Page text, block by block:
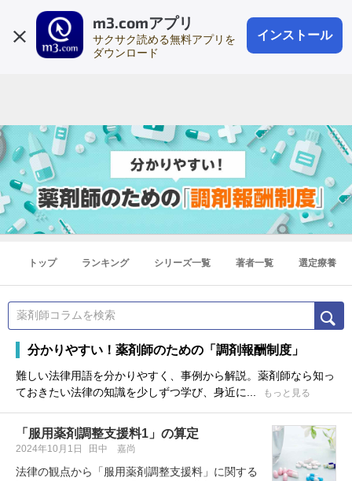
m3.comアプリ
サクサク読める無料アプリを
ダウンロード
インストール
会員登録
登録1分
トップ ランキング シリーズ一覧 著者一覧 選定療養
分かりやすい！薬剤師のための「調剤報酬制度」
難しい法律用語を分かりやすく、事例から解説。薬剤師なら知っ
ておきたい法律の知識を少しずつ学び、身近に...
もっと見る
「服用薬剤調整支援料1」の算定
2024年10月1日 田中 嘉尚
法律の観点から「服用薬剤調整支援料」に関する